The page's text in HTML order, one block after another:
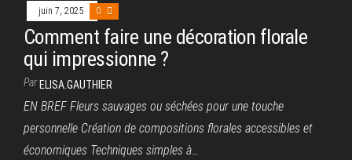
juin 7, 2025 0
Comment faire une décoration florale
qui impressionne ?
Par ELISA.GAUTHIER
EN BREF Fleurs sauvages ou séchées pour une touche
personnelle Création de compositions florales accessibles et
économiques Techniques simples à…